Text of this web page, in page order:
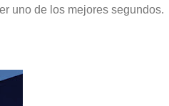
uno de los mejores segundos.